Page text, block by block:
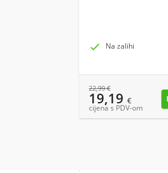
 Na zalihi
22,99€
19,19 €
cijena s PDV-om